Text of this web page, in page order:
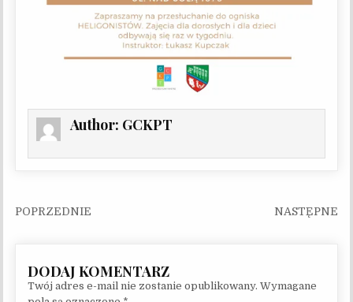
Author: GCKPT
Nawigacja wpisu
Twój adres e-mail nie zostanie opublikowany. Wymagane